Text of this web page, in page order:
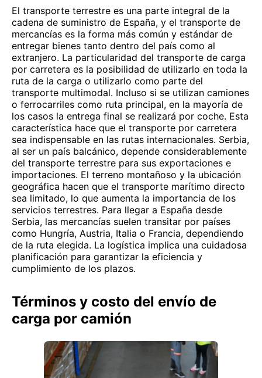
El transporte terrestre es una parte integral de la
cadena de suministro de España, y el transporte de
mercancías es la forma más común y estándar de
entregar bienes tanto dentro del país como al
extranjero. La particularidad del transporte de carga
por carretera es la posibilidad de utilizarlo en toda la
ruta de la carga o utilizarlo como parte del
transporte multimodal. Incluso si se utilizan camiones
o ferrocarriles como ruta principal, en la mayoría de
los casos la entrega final se realizará por coche. Esta
característica hace que el transporte por carretera
sea indispensable en las rutas internacionales. Serbia,
al ser un país balcánico, depende considerablemente
del transporte terrestre para sus exportaciones e
importaciones. El terreno montañoso y la ubicación
geográfica hacen que el transporte marítimo directo
sea limitado, lo que aumenta la importancia de los
servicios terrestres. Para llegar a España desde
Serbia, las mercancías suelen transitar por países
como Hungría, Austria, Italia o Francia, dependiendo
de la ruta elegida. La logística implica una cuidadosa
planificación para garantizar la eficiencia y
cumplimiento de los plazos.
Términos y costo del envío de
carga por camión